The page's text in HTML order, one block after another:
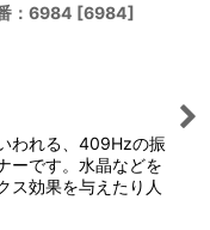
：6984 [6984]
われる、409Hzの振
ーです。水晶などを
ス効果を与えたり人